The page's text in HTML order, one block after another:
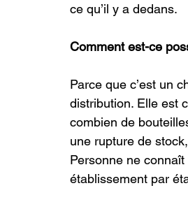
ce qu’il y a dedans.
Comment est-ce
Parce que c’est un
distribution. Elle est
combien de
une rupture de
Personne ne
établissement par